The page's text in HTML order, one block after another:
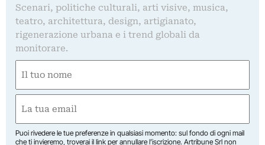
Scenari, politiche culturali, arti visive, musica,
teatro, architettura, design, artigianato,
rigenerazione urbana e i trend globali da
monitorare.
(Obbligatorio)
Nome
(Obbligatorio)
Puoi rivedere le tue preferenze in qualsiasi momento: sul fondo di ogni mail
che ti invieremo, troverai il link per annullare l’iscrizione. Artribune Srl non